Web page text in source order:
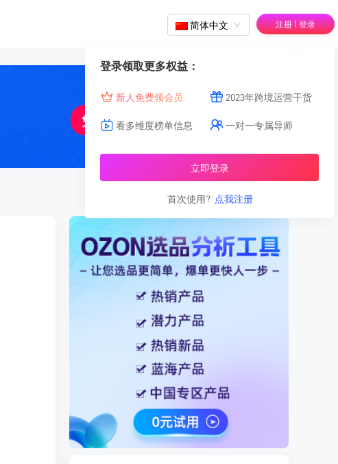
简体中文 注册 | 登录
登录领取更多权益：
新人免费领会员 2023年跨境运营干货
看多维度榜单信息 一对一专属导师
立即登录
首次使用? 点我注册